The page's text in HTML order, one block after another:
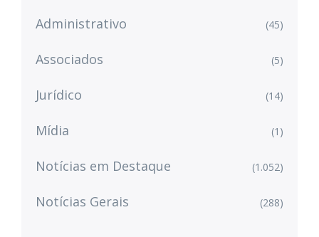
Administrativo (45)
Associados (5)
Jurídico (14)
Mídia (1)
Notícias em Destaque (1.052)
Notícias Gerais (288)